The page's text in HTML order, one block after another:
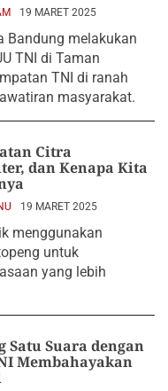
19 MARET 2025
Bandung melakukan
TNI di Taman
TNI di ranah
masyarakat.
Citra
dan Kenapa Kita
19 MARET 2025
menggunakan
untuk
yang lebih
Satu Suara dengan
Membahayakan